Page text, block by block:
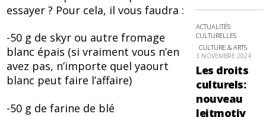
essayer ? Pour cela, il vous faudra :
-50 g de skyr ou autre fromage
blanc épais (si vraiment vous n’en
avez pas, n’importe quel yaourt
blanc peut faire l’affaire)
-50 g de farine de blé
ACTUALITÉS
CULTURELLES
CULTURE & ARTS
3 NOVEMBRE 2024
Les droits
culturels:
nouveau
leitmotiv